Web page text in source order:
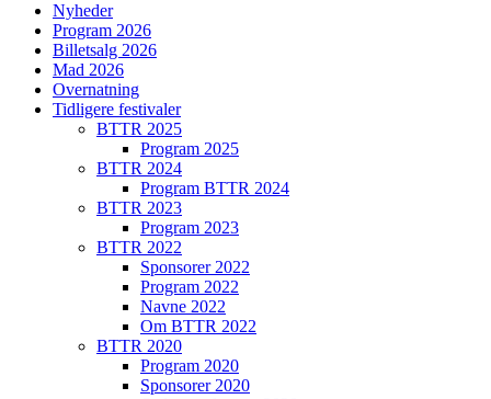
Nyheder
Program 2026
Billetsalg 2026
Mad 2026
Overnatning
Tidligere festivaler
BTTR 2025
Program 2025
BTTR 2024
Program BTTR 2024
BTTR 2023
Program 2023
BTTR 2022
Sponsorer 2022
Program 2022
Navne 2022
Om BTTR 2022
BTTR 2020
Program 2020
Sponsorer 2020